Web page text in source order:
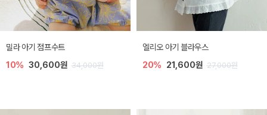
밀라 아기 점프수트
10% 30,600원 34,000원
엘리오 아기 블라우스
20% 21,600원 27,000원